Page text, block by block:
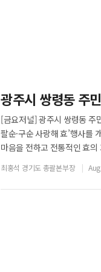
광주시 쌍령동 주
[금요저널] 광주시 쌍령동 주
팔순·구순 사랑해 효’행사를
마음을 전하고 전통적인 효
최홍석 경기도 총괄본부장